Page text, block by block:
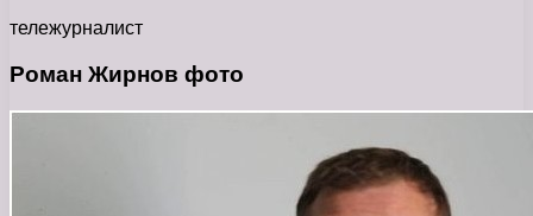
тележурналист
Роман Жирнов фото